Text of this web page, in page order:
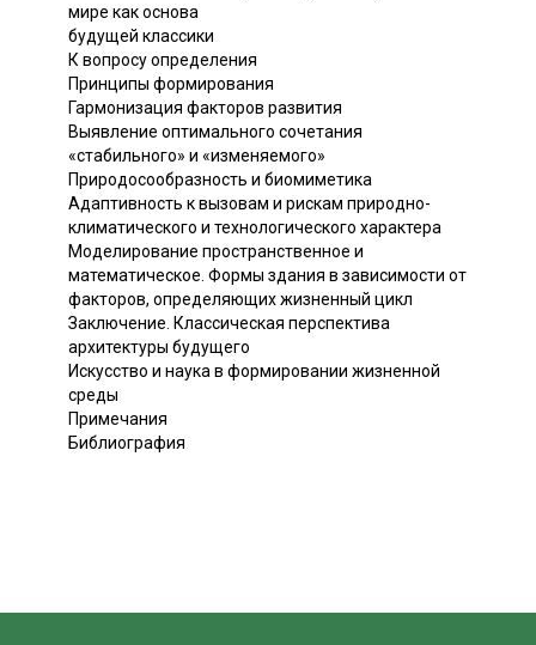
мире как основа
будущей классики
К вопросу определения
Принципы формирования
Гармонизация факторов развития
Выявление оптимального сочетания
«стабильного» и «изменяемого»
Природосообразность и биомиметика
Адаптивность к вызовам и рискам природно-
климатического и технологического характера
Моделирование пространственное и
математическое. Формы здания в зависимости от
факторов, определяющих жизненный цикл
Заключение. Классическая перспектива
архитектуры будущего
Искусство и наука в формировании жизненной
среды
Примечания
Библиография